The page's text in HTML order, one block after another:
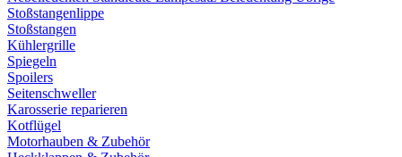
Stoßstangenlippe
Stoßstangen
Kühlergrille
Spiegeln
Spoilers
Seitenschweller
Karosserie reparieren
Kotflügel
Motorhauben & Zubehör